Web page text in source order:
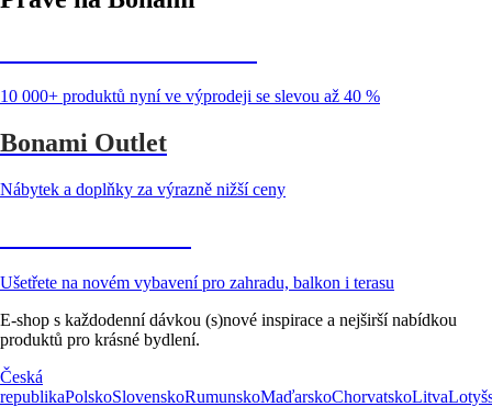
10 000+ produktů nyní ve výprodeji se slevou až 40 %
Bonami Outlet
Nábytek a doplňky za výrazně nižší ceny
Ušetřete na novém vybavení pro zahradu, balkon i terasu
E-shop s každodenní dávkou (s)nové inspirace a nejširší nabídkou
produktů pro krásné bydlení.
Česká
republikaPolskoSlovenskoRumunskoMaďarskoChorvatskoLitva